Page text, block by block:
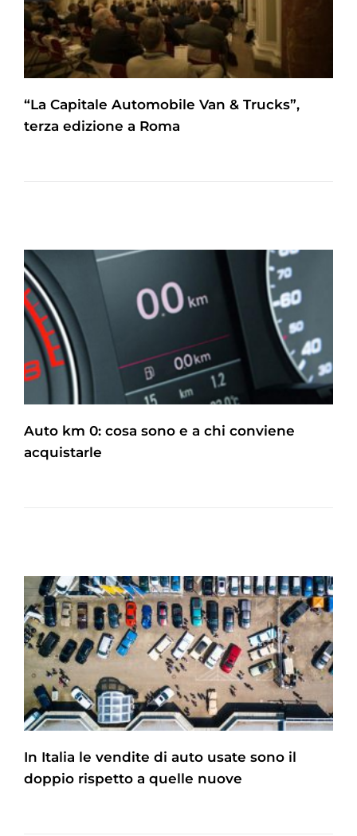
“La Capitale Automobile Van & Trucks”,
terza edizione a Roma
Auto km 0: cosa sono e a chi conviene
acquistarle
In Italia le vendite di auto usate sono il
doppio rispetto a quelle nuove